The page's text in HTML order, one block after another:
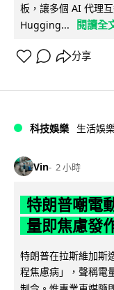
板，讓多個 AI 代理
Hugging...
閱讀全
分享
科技娛樂 生活娛
Vin 2 小時
特朗普嘲電
量即焦慮發
特朗普在拉斯維加斯
程焦慮病」，聲稱電